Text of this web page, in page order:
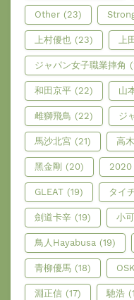
Other (23)
上村優也 (23) 上
ジャパン女子職業摔角
和田京平 (22) 山
雌獅飛鳥 (22) ジ
馬沙北宮 (21) 高
黑金剛 (20) 2020
GLEAT (19) タイ
劍道卡辛 (19) 小
鳥人Hayabusa (19)
青柳優馬 (18)
淵正信 (17) 馳浩